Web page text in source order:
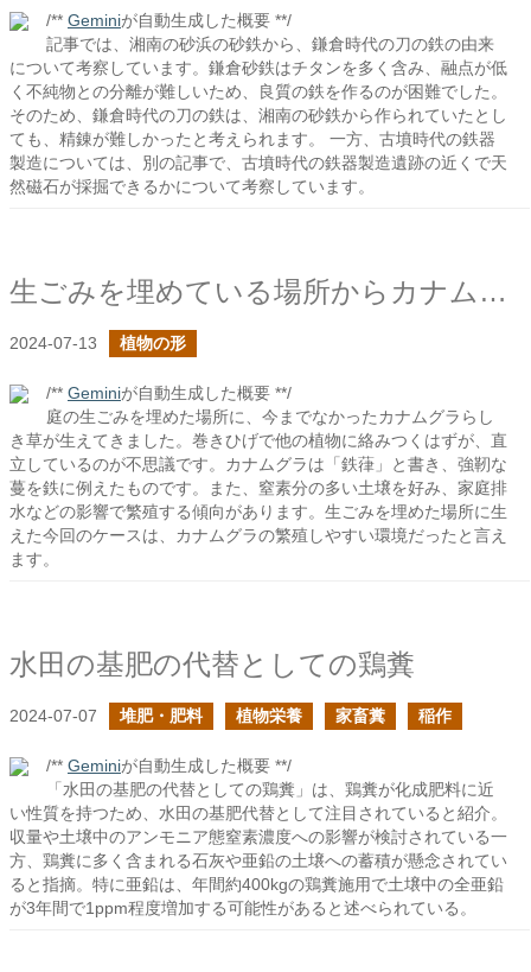
/** Geminiが自動生成した概要 **/
記事では、湘南の砂浜の砂鉄から、鎌倉時代の刀の鉄の由来
について考察しています。鎌倉砂鉄はチタンを多く含み、融点が低
く不純物との分離が難しいため、良質の鉄を作るのが困難でした。
そのため、鎌倉時代の刀の鉄は、湘南の砂鉄から作られていたとし
ても、精錬が難しかったと考えられます。 一方、古墳時代の鉄器
製造については、別の記事で、古墳時代の鉄器製造遺跡の近くで天
然磁石が採掘できるかについて考察しています。
生ごみを埋めている場所からカナムグラらしき草が生えた
2024-07-13 植物の形
/** Geminiが自動生成した概要 **/
庭の生ごみを埋めた場所に、今までなかったカナムグラらし
き草が生えてきました。巻きひげで他の植物に絡みつくはずが、直
立しているのが不思議です。カナムグラは「鉄葎」と書き、強靭な
蔓を鉄に例えたものです。また、窒素分の多い土壌を好み、家庭排
水などの影響で繁殖する傾向があります。生ごみを埋めた場所に生
えた今回のケースは、カナムグラの繁殖しやすい環境だったと言え
ます。
水田の基肥の代替としての鶏糞
2024-07-07 堆肥・肥料 植物栄養 家畜糞 稲作
/** Geminiが自動生成した概要 **/
「水田の基肥の代替としての鶏糞」は、鶏糞が化成肥料に近
い性質を持つため、水田の基肥代替として注目されていると紹介。
収量や土壌中のアンモニア態窒素濃度への影響が検討されている一
方、鶏糞に多く含まれる石灰や亜鉛の土壌への蓄積が懸念されてい
ると指摘。特に亜鉛は、年間約400kgの鶏糞施用で土壌中の全亜鉛
が3年間で1ppm程度増加する可能性があると述べられている。